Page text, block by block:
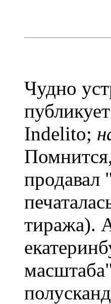
Чудно
публикует
Indelito;
продавал
тиража).